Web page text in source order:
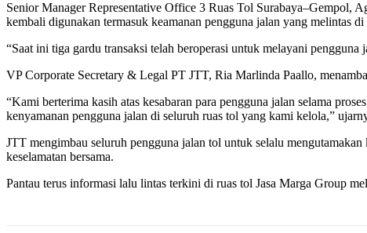
Senior Manager Representative Office 3 Ruas Tol Surabaya–Gempol,
kembali digunakan termasuk keamanan pengguna jalan yang melintas di
“Saat ini tiga gardu transaksi telah beroperasi untuk melayani
VP Corporate Secretary & Legal PT JTT, Ria Marlinda Paallo,
“Kami berterima kasih atas kesabaran para pengguna jalan selama
kenyamanan pengguna jalan di seluruh ruas tol yang kami kelola,”
JTT mengimbau seluruh pengguna jalan tol untuk selalu
keselamatan bersama.
Pantau terus informasi lalu lintas terkini di ruas tol Jasa Marga Group